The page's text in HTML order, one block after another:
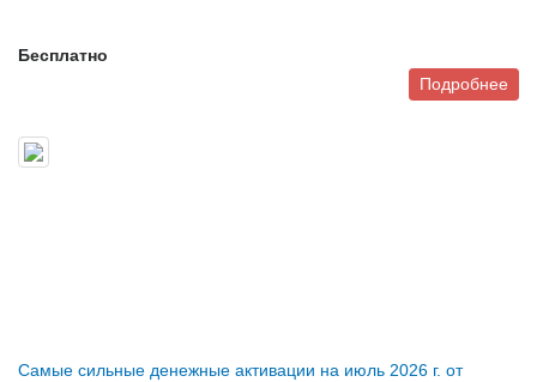
Бесплатно
Подробнее
Самые сильные денежные активации на июль 2026 г. от